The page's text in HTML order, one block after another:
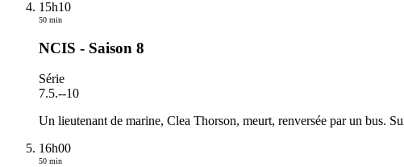
15h10
50 min
NCIS - Saison 8
Série
7.5.--10
Un lieutenant de marine, Clea Thorson, meurt, renversée par un bus.
16h00
50 min